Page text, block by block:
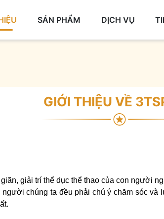
SẢN PHẨM DỊCH VỤ
GIỚI THIỆU VỀ
giải trí thể dục thể thao của con người
chúng ta đều phải chú ý chăm sóc